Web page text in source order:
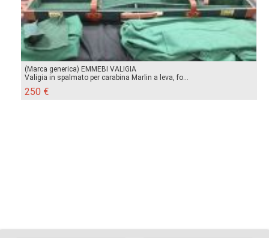
(Marca generica) EMMEBI VALIGIA
Valigia in spalmato per carabina Marlin a leva, fo...
250 €